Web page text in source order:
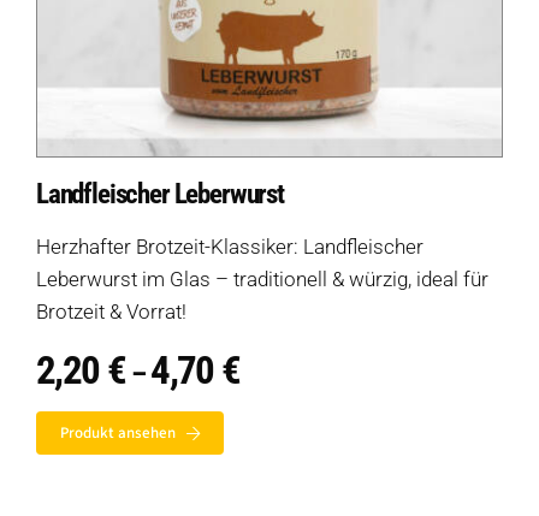
Landfleischer Leberwurst
Herzhafter Brotzeit-Klassiker: Landfleischer
Leberwurst im Glas – traditionell & würzig, ideal für
Brotzeit & Vorrat!
2,20€ –4,70€Preisspanne:
2,20 €
Produkt ansehen